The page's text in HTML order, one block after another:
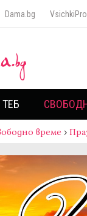
Dama.bg
време ›